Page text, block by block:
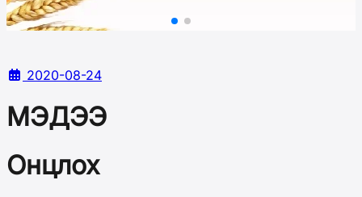
2020-08-24
МЭДЭЭ
Онцлох